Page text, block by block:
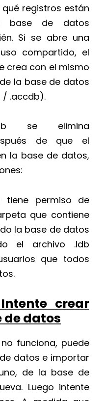
registros están
base de datos
Si se abre una
compartido, el
crea con el mismo
la base de datos
/ .accdb).
se elimina
de que el
la base de datos,
tiene permiso de
que contiene
la base de datos
el archivo .ldb
que todos
crear
de datos
funciona, puede
datos e importar
de la base de
Luego intente